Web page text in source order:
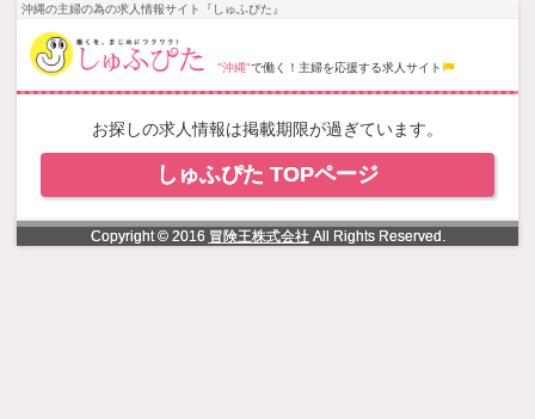
NowLoading
沖縄の主婦の為の求人情報サイト『しゅふぴた』
"沖縄"で働く！主婦を応援する求人サイト
お探しの求人情報は掲載期限が過ぎています。
しゅふぴた TOPページ
Copyright © 2016 冒険王株式会社All Rights Reserved.